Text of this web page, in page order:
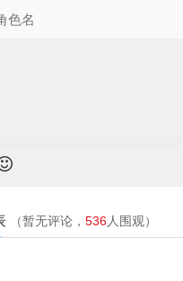
（暂无评论， 536人围观）